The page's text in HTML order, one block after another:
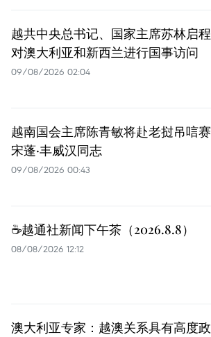
越共中央总书记、国家主席苏林启程
对澳大利亚和新西兰进行国事访问
09/08/2026 02:04
越南国会主席陈青敏将赴老挝吊唁赛
宋蓬·丰威汉同志
09/08/2026 00:43
☕️越通社新闻下午茶（2026.8.8）
08/08/2026 12:12
澳大利亚专家：越澳关系具有高度政